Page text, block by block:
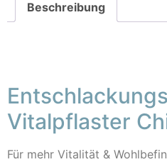
Beschreibung
Vitalpflaster
Für mehr Vitalität &